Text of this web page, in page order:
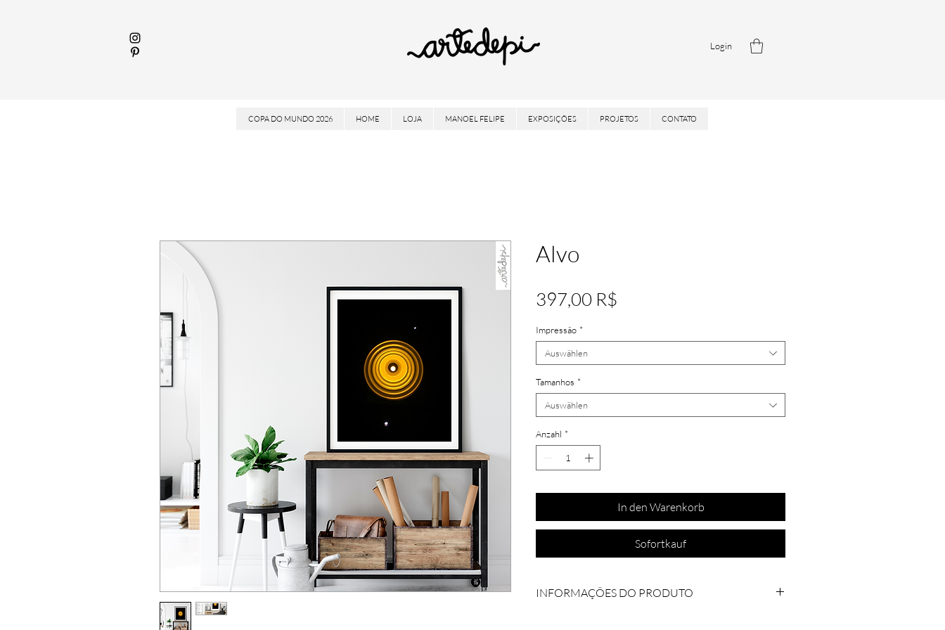
Login
COPA DO MUNDO 2026 HOME LOJA MANOEL FELIPE EXPOSIÇÕES PROJETOS CONTATO
Alvo
397,00 R$
Impressão *
Auswählen
Tamanhos *
Auswählen
Anzahl *
In den Warenkorb
Sofortkauf
INFORMAÇÕES DO PRODUTO